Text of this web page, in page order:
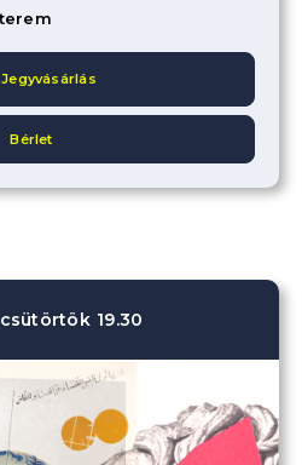
Jegyvásárlás
Bérlet
csütörtök 19.30